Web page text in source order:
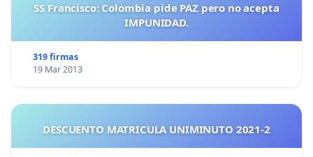
SS Francisco: Colombia pide PAZ pero no acepta
IMPUNIDAD.
319 firmas
19 Mar 2013
DESCUENTO MATRICULA UNIMINUTO 2021-2